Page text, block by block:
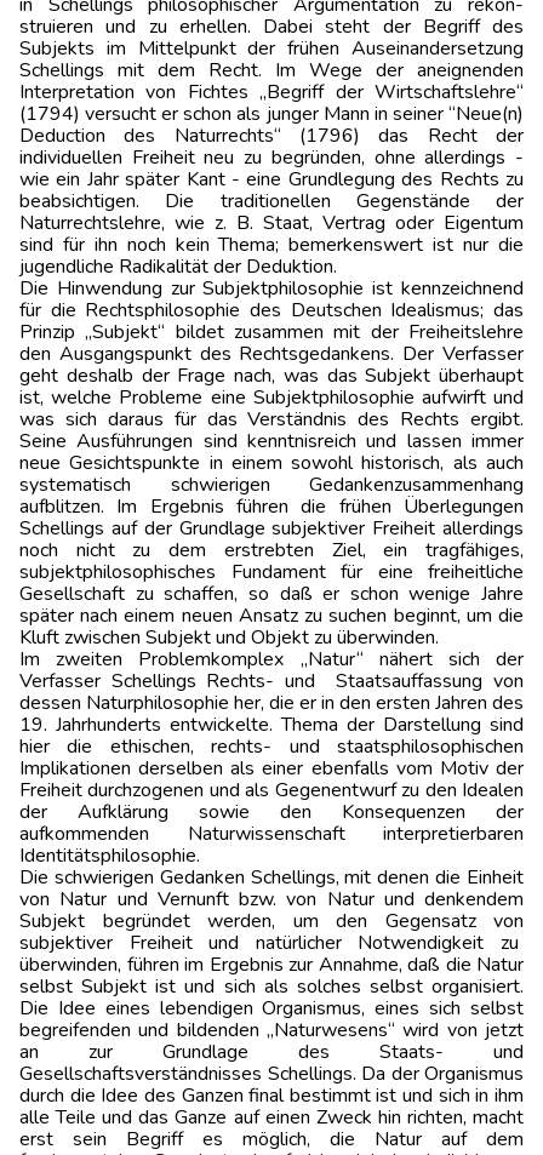
struieren und zu erhellen. Dabei steht der Begriff des
Subjekts im Mittelpunkt der frühen Auseinandersetzung
Schellings mit dem Recht. Im Wege der aneignenden
Interpretation von Fichtes „Begriff der Wirtschaftslehre“
(1794) versucht er schon als junger Mann in seiner “Neue(n)
Deduc­tion des Naturrechts“ (1796) das Recht der
individuellen Freiheit neu zu begründen, ohne allerdings -
wie ein Jahr später Kant - eine Grundlegung des Rechts zu
beabsich­tigen. Die traditionellen Gegenstände der
Naturrechtslehre, wie z. B. Staat, Vertrag oder Eigentum
sind für ihn noch kein Thema; bemerkenswert ist nur die
jugendliche Radikalität der Deduktion.
Die Hinwendung zur Subjektphilosophie ist kennzeichnend
für die Rechtsphilosophie des Deutschen Idealismus; das
Prinzip „Subjekt“ bildet zusammen mit der Freiheitslehre
den Ausgangspunkt des Rechtsgedankens. Der Verfasser
geht deshalb der Frage nach, was das Subjekt überhaupt
ist, welche Probleme eine Subjektphilosophie aufwirft und
was sich daraus für das Verständnis des Rechts ergibt.
Seine Ausführungen sind kenntnisreich und lassen immer
neue Gesichtspunkte in einem sowohl historisch, als auch
systematisch schwierigen Gedankenzusammenhang
aufblitzen. Im Ergebnis führen die frühen Überle­gungen
Schellings auf der Grundlage subjektiver Freiheit allerdings
noch nicht zu dem erstrebten Ziel, ein tragfähiges,
subjektphilosophisches Fundament für eine freiheitliche
Gesellschaft zu schaffen, so daß er schon wenige Jahre
später nach einem neuen Ansatz zu suchen beginnt, um die
Kluft zwischen Subjekt und Objekt zu überwinden.
Im zweiten Problemkomplex „Natur“ nähert sich der
Verfasser Schellings Rechts- und Staatsauffassung von
dessen Naturphilosophie her, die er in den ersten Jahren des
19. Jahrhunderts entwickelte. Thema der Darstellung sind
hier die ethischen, rechts- und staatsphilo­sophischen
Implikationen derselben als einer ebenfalls vom Motiv der
Freiheit durchzo­genen und als Gegenentwurf zu den Idealen
der Aufklärung sowie den Konsequenzen der
aufkommenden Naturwissenschaft interpretierbaren
Identitätsphilosophie.
Die schwierigen Gedanken Schellings, mit denen die Einheit
von Natur und Vernunft bzw. von Natur und denkendem
Subjekt begründet werden, um den Gegensatz von
subjektiver Freiheit und natürlicher Notwendigkeit zu
überwinden, führen im Ergebnis zur Annahme, daß die Natur
selbst Subjekt ist und sich als solches selbst organisiert.
Die Idee eines lebendigen Organismus, eines sich selbst
begreifenden und bildenden „Natur­wesens“ wird von jetzt
an zur Grundlage des Staats- und
Gesellschaftsverständnisses Schellings. Da der Organismus
durch die Idee des Ganzen final bestimmt ist und sich in ihm
alle Teile und das Ganze auf einen Zweck hin richten, macht
erst sein Begriff es möglich, die Natur auf dem